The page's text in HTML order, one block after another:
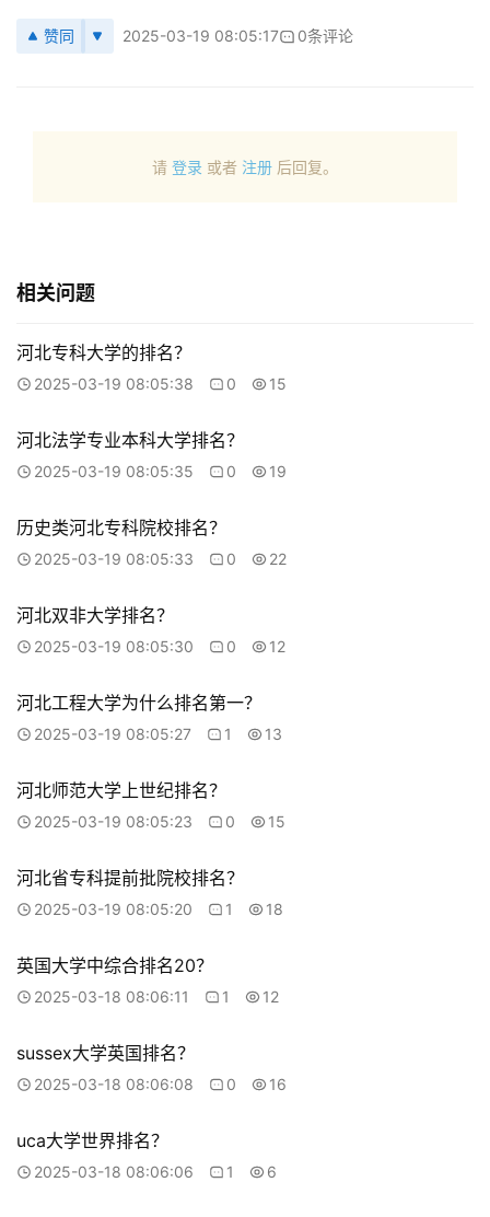
赞同 2025-03-19 08:05:17 0条评论
请 登录 或者 注册 后回复。
相关问题
河北专科大学的排名？
2025-03-19 08:05:38 0 15
河北法学专业本科大学排名？
2025-03-19 08:05:35 0 19
历史类河北专科院校排名？
2025-03-19 08:05:33 0 22
河北双非大学排名？
2025-03-19 08:05:30 0 12
河北工程大学为什么排名第一？
2025-03-19 08:05:27 1 13
河北师范大学上世纪排名？
2025-03-19 08:05:23 0 15
河北省专科提前批院校排名？
2025-03-19 08:05:20 1 18
英国大学中综合排名20？
2025-03-18 08:06:11 1 12
sussex大学英国排名？
2025-03-18 08:06:08 0 16
uca大学世界排名？
2025-03-18 08:06:06 1 6